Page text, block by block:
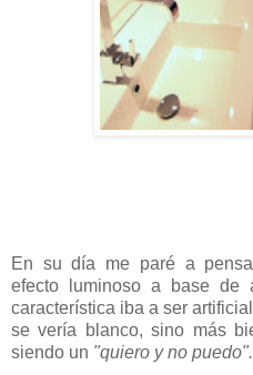
En su día me paré a
efecto luminoso a base de
característica iba a ser
se vería blanco, sino más
siendo un "quiero y no